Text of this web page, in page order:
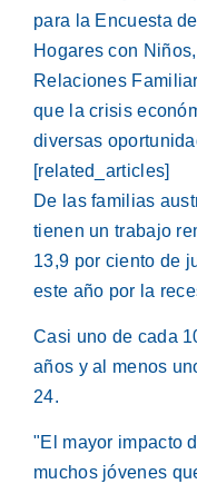
para la Encuesta
Hogares con
Relaciones
que la crisis
diversas
[related_articles]
De las familias
tienen un trabajo
13,9 por ciento de
este año por la
Casi uno de cada
años y al menos
24.
"El mayor impacto
muchos jóvenes